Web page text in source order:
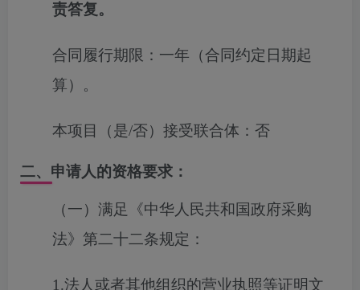
责答复。
合同履行期限： 一年（合同约定日期起
算）。
本项目（是/否）接受联合体： 否
二、申请人的资格要求：
（一）满足《中华人民共和国政府采购
法》第二十二条规定：
1.法人或者其他组织的营业执照等证明文